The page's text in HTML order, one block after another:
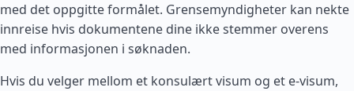
med det oppgitte formålet. Grensemyndigheter kan nekte
innreise hvis dokumentene dine ikke stemmer overens
med informasjonen i søknaden.
Hvis du velger mellom et konsulært visum og et e-visum,